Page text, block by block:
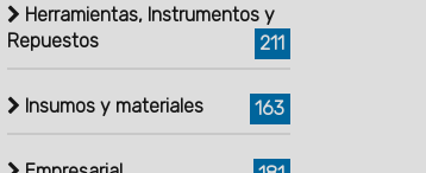
Herramientas, Instrumentos y
Repuestos
211
Insumos y materiales 163